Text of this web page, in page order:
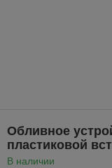
Обливное
пластиковой
В наличии